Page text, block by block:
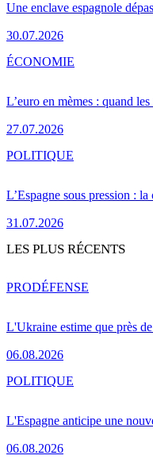
Une enclave espagnole
30.07.2026
L’euro en mèmes : quand
27.07.2026
ÉCONOMIE
L’Espagne sous pression :
31.07.2026
POLITIQUE
LES PLUS RÉCENTS
L'Ukraine estime que près
06.08.2026
PRODÉFENSE
L'Espagne anticipe une
06.08.2026
POLITIQUE